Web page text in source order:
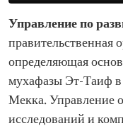
Управление по
правительственная
определяющая
мухафазы Эт-Таиф в
Мекка. Управление
исследований и